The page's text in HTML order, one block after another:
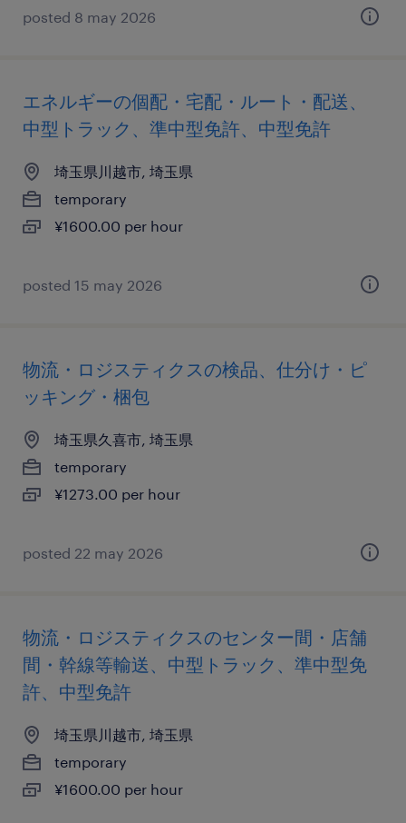
posted 8 may 2026
エネルギーの個配・宅配・ルート・配送、
中型トラック、準中型免許、中型免許
埼玉県川越市, 埼玉県
temporary
¥1600.00 per hour
posted 15 may 2026
物流・ロジスティクスの検品、仕分け・ピ
ッキング・梱包
埼玉県久喜市, 埼玉県
temporary
¥1273.00 per hour
posted 22 may 2026
物流・ロジスティクスのセンター間・店舗
間・幹線等輸送、中型トラック、準中型免
許、中型免許
埼玉県川越市, 埼玉県
temporary
¥1600.00 per hour